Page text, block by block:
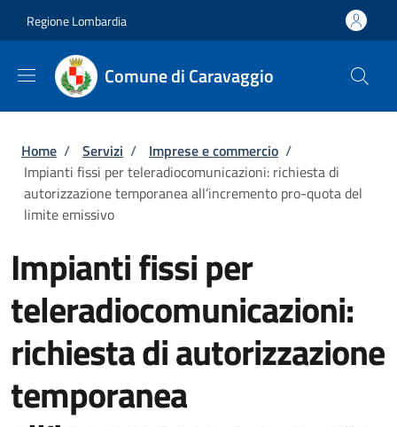
Regione Lombardia
Comune di Caravaggio
Briciole di pane
Home / Servizi / Imprese e commercio /
Impianti fissi per teleradiocomunicazioni: richiesta di
autorizzazione temporanea all’incremento pro-quota del
limite emissivo
Impianti fissi per
teleradiocomunicazioni:
richiesta di autorizzazione
temporanea